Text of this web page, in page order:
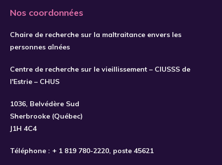
Nos coordonnées
Chaire de recherche sur la maltraitance envers les
personnes aînées
Centre de recherche sur le vieillissement – CIUSSS de
l'Estrie – CHUS
1036, Belvédère Sud
Sherbrooke (Québec)
J1H 4C4
Téléphone : + 1 819 780-2220, poste 45621